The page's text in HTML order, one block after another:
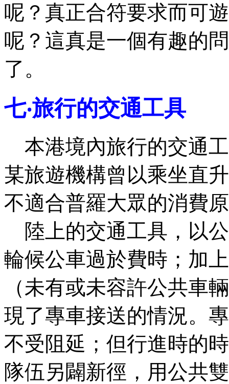
呢？真正合符要求而可
呢？這真是一個有趣的
了。
七‧旅行的交通工具
本港境內旅行的交通
某旅遊機構曾以乘坐直
不適合普羅大眾的消費
陸上的交通工具，以
輪候公車過於費時；加
（未有或未容許公共車
現了專車接送的情況。
不受阻延；但行進時的
隊伍另闢新徑，用公共